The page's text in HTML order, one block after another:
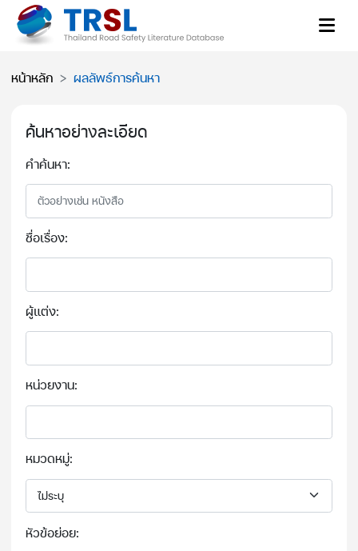
หน้าหลัก ผลลัพธ์การค้นหา
ค้นหาอย่างละเอียด
คำค้นหา:
ชื่อเรื่อง:
ผู้แต่ง:
หน่วยงาน:
หมวดหมู่:
หัวข้อย่อย: